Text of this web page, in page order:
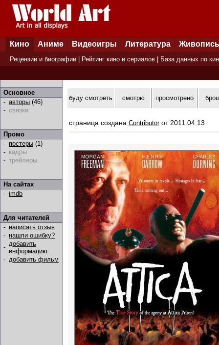
Кино Аниме Видеоигры Литература Живопись
Рецензии и биографии Рейтинг кино и сериалов База данных по
Основное
- авторы (46)
- связки
Промо
- постеры (1)
- кадры
- трейлеры
На сайтах
- imdb
Для читателей
- написать отзыв
- нашли ошибку?
- добавить
информацию
- добавить фильм
буду смотреть смотрю просмотрено
страница создана Contributorот 2011.04.13